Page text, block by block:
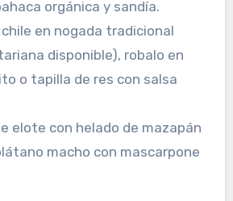
orgánica y sandía.
en nogada tradicional
disponible), robalo en
o tapilla de res con salsa
elote con helado de mazapán
macho con mascarpone